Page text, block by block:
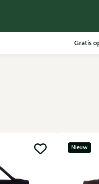
Voor 15.30
Nieuw